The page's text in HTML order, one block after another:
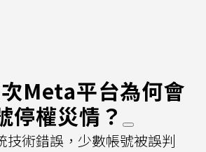
Meta平台為何會
停權災情？
技術錯誤，少數帳號被誤判